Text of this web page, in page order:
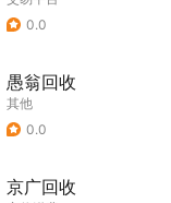
0.0
愚翁回收
其他
0.0
京广回收